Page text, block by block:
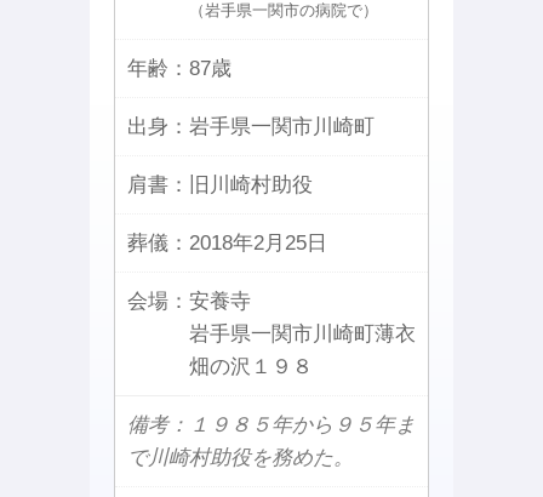
（岩手県一関市の病院で）
年齢： 87歳
出身： 岩手県一関市川崎町
肩書： 旧川崎村助役
葬儀： 2018年2月25日
会場： 安養寺
岩手県一関市川崎町薄衣
畑の沢１９８
備考：１９８５年から９５年ま
で川崎村助役を務めた。